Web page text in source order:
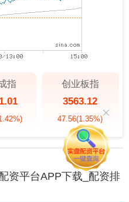
指 创业板指
3563.12
47.56(1.35%)
资平台APP下载_配资排